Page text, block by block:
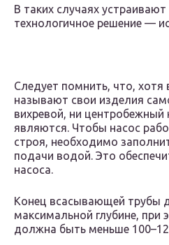
В таких случаях
технологичное решение —
Следует помнить, что, хотя
называют свои изделия
вихревой, ни центробежный
являются. Чтобы насос
строя, необходимо
подачи водой. Это
насоса.
Конец всасывающей трубы
максимальной глубине, при
должна быть меньше